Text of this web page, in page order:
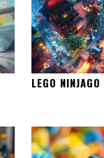
LEGO NINJAGO